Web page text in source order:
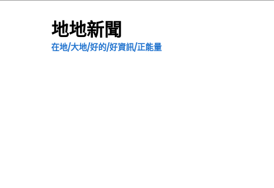
地地新聞
在地/大地/好的/好資訊/正能量